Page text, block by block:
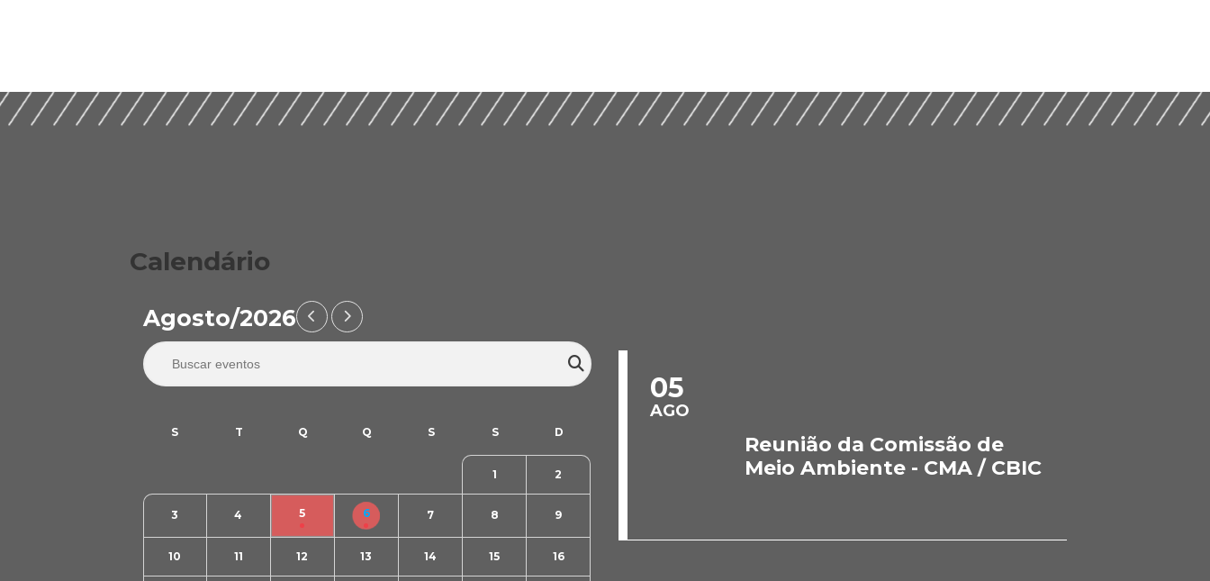
Calendário
Agosto/2026
1 2
3 4 5 6 7 8 9
10 11 12 13 14 15 16
05
AGO
Reunião da Comissão de
Meio Ambiente - CMA / CBIC